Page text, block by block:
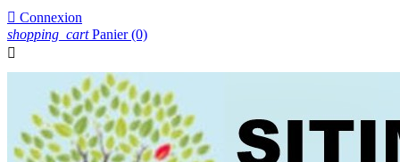
 Connexion
shopping_cart Panier (0)
